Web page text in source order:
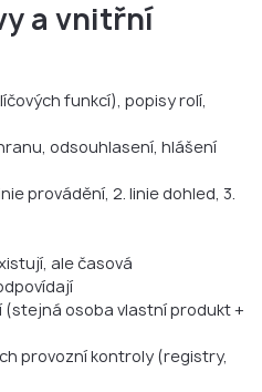
a vnitřní
funkcí), popisy rolí,
odsouhlasení, hlášení
provádění, 2. linie dohled, 3.
ale časová
osoba vlastní produkt +
provozní kontroly (registry,